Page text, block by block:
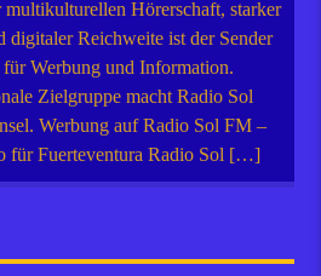
Hörerschaft, starker
digitaler Reichweite ist der Sender
Werbung und Information.
Zielgruppe macht Radio Sol
Werbung auf Radio Sol FM –
für Fuerteventura Radio Sol […]